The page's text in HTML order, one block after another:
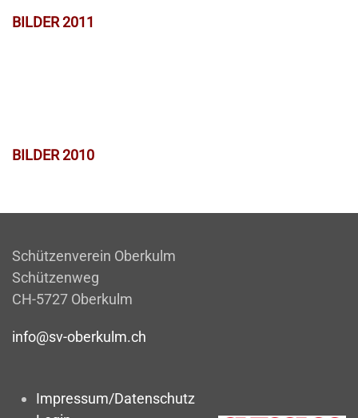
BILDER 2011
BILDER 2010
Schützenverein Oberkulm
Schützenweg
CH-5727 Oberkulm
info@sv-oberkulm.ch
Impressum/Datenschutz